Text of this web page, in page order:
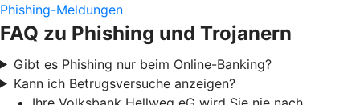
Phishing-Meldungen
FAQ zu Phishing und Trojanern
Gibt es Phishing nur beim Online-Banking?
Kann ich Betrugsversuche anzeigen?